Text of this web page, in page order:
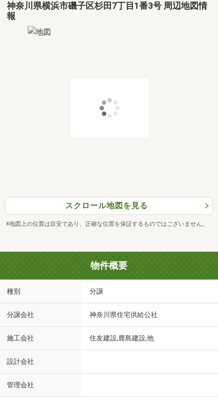
神奈川県横浜市磯子区杉田7丁目1番3号 周辺地図情
報
スクロール地図を見る
※地図上の位置は目安であり、正確な位置を保証するものではございません。
物件概要
種別 分譲
分譲会社 神奈川県住宅供給公社
施工会社 住友建設,鹿島建設,他
設計会社
管理会社